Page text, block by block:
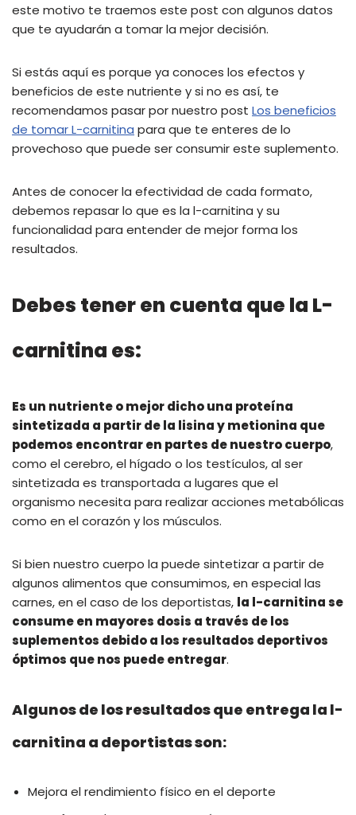
este motivo te traemos este post con algunos datos
que te ayudarán a tomar la mejor decisión.
Si estás aquí es porque ya conoces los efectos y
beneficios de este nutriente y si no es así, te
recomendamos pasar por nuestro post Los beneficios
de tomar L-carnitina para que te enteres de lo
provechoso que puede ser consumir este suplemento.
Antes de conocer la efectividad de cada formato,
debemos repasar lo que es la l-carnitina y su
funcionalidad para entender de mejor forma los
resultados.
Debes tener en cuenta que la L-
carnitina es:
Es un nutriente o mejor dicho una proteína
sintetizada a partir de la lisina y metionina que
podemos encontrar en partes de nuestro cuerpo,
como el cerebro, el hígado o los testículos, al ser
sintetizada es transportada a lugares que el
organismo necesita para realizar acciones metabólicas
como en el corazón y los músculos.
Si bien nuestro cuerpo la puede sintetizar a partir de
algunos alimentos que consumimos, en especial las
carnes, en el caso de los deportistas, la l-carnitina se
consume en mayores dosis a través de los
suplementos debido a los resultados deportivos
óptimos que nos puede entregar.
Algunos de los resultados que entrega la l-
carnitina a deportistas son:
Mejora el rendimiento físico en el deporte